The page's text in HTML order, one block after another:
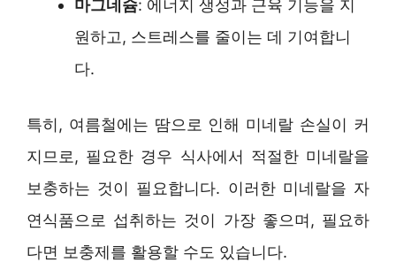
마그네슘: 에너지 생성과 근육 기능을 지
원하고, 스트레스를 줄이는 데 기여합니
다.
특히, 여름철에는 땀으로 인해 미네랄 손실이 커
지므로, 필요한 경우 식사에서 적절한 미네랄을
보충하는 것이 필요합니다. 이러한 미네랄을 자
연식품으로 섭취하는 것이 가장 좋으며, 필요하
다면 보충제를 활용할 수도 있습니다.